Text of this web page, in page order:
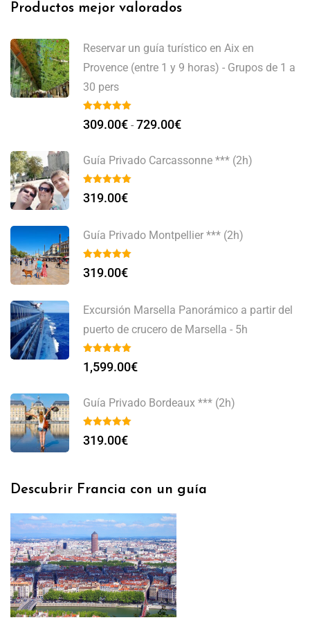
Productos mejor valorados
Reservar un guía turístico en Aix en
Provence (entre 1 y 9 horas) - Grupos de 1 a
30 pers
309.00€ - 729.00€
Guía Privado Carcassonne *** (2h)
319.00€
Guía Privado Montpellier *** (2h)
319.00€
Excursión Marsella Panorámico a partir del
puerto de crucero de Marsella - 5h
1,599.00€
Guía Privado Bordeaux *** (2h)
319.00€
Descubrir Francia con un guía